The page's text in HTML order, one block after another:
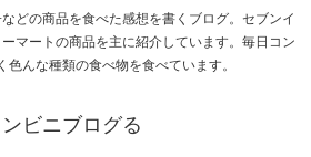
どの商品を食べた感想を書くブログ。セブンイ
マートの商品を主に紹介しています。毎日コン
色んな種類の食べ物を食べています。
ンビニブログる